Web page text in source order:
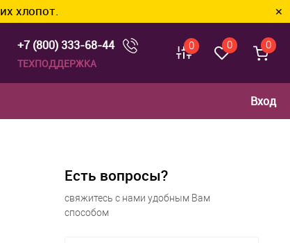
✕
+7 (800) 333-68-44
ТЕХПОДДЕРЖКА
0 0 0
Вход
Есть вопросы?
свяжитесь с нами удобным Вам
способом